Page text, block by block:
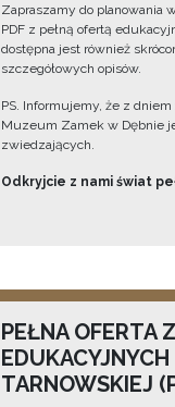
Zapraszamy do planowania
PDF z pełną ofertą
dostępna jest również
szczegółowych opisów.
PS. Informujemy, że z dniem
Muzeum Zamek w Dębnie
zwiedzających.
Odkryjcie z nami świat
PEŁNA OFERTA
TARNOWSKIEJ